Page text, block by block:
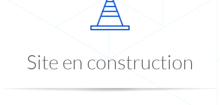
Site en construction